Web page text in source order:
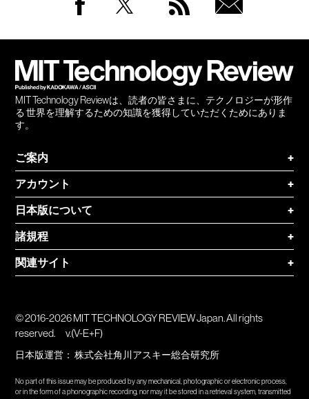
MIT Technology Reviewは、読者の皆さまに、テクノロジーが形作
る 世界を理解するための知識を獲得していただくためにありま
す。
ご案内
+
アカウント
+
日本版について
+
諸規程
+
関連サイト
+
© 2016-2026 MIT TECHNOLOGY REVIEW Japan. All rights
reserved.
v.(V-E+F)
日本版運営：株式会社角川アスキー総合研究所
No part of this issue may be produced by any mechanical, photographic or electronic process,
or in the form of a phonographic recording, nor may it be stored in a retrieval system, transmitted